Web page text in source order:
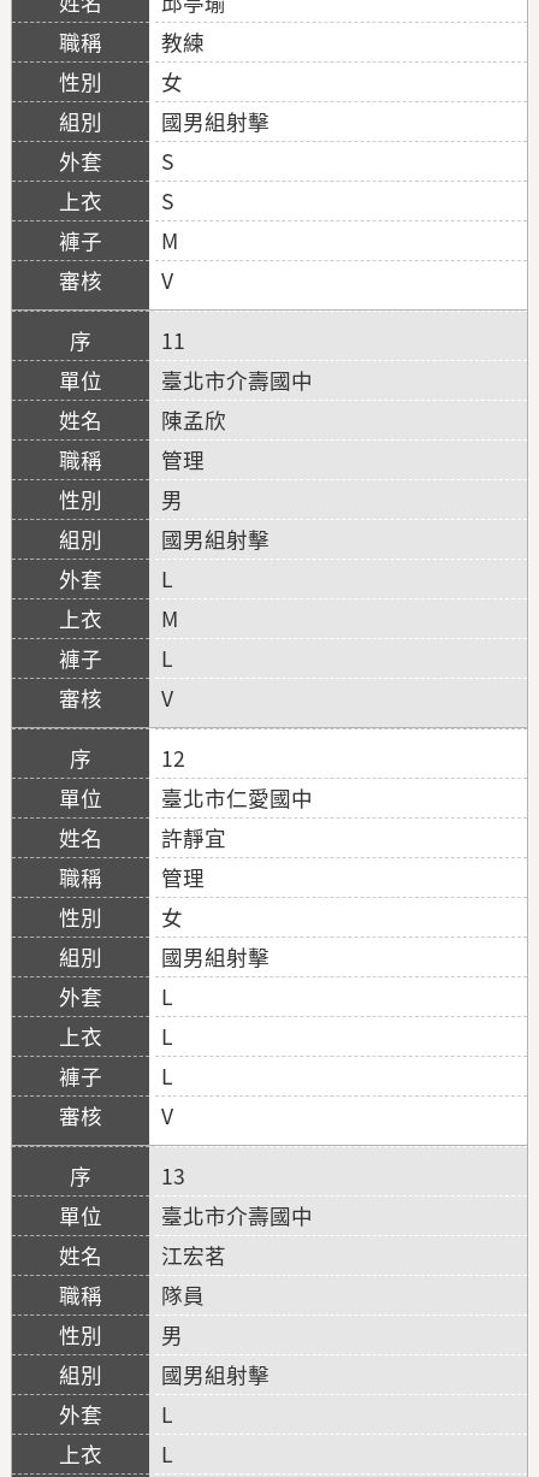
教練
女
國男組射擊
S
S
M
V
11
臺北市介壽國中
陳孟欣
管理
男
國男組射擊
L
M
L
V
12
臺北市仁愛國中
許靜宜
管理
女
國男組射擊
L
L
L
V
13
臺北市介壽國中
江宏茗
隊員
男
國男組射擊
L
L